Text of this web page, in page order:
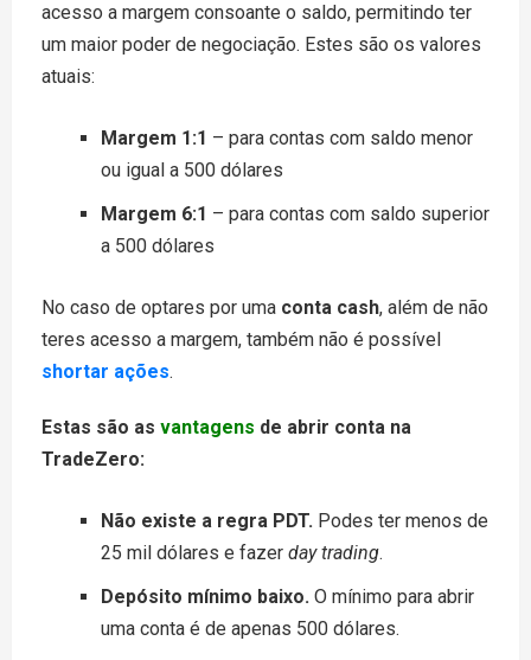
acesso a margem consoante o saldo, permitindo ter
um maior poder de negociação. Estes são os valores
atuais:
Margem 1:1 – para contas com saldo menor
ou igual a 500 dólares
Margem 6:1 – para contas com saldo superior
a 500 dólares
No caso de optares por uma conta cash, além de não
teres acesso a margem, também não é possível
shortar ações.
Estas são as vantagens de abrir conta na
TradeZero:
Não existe a regra PDT. Podes ter menos de
25 mil dólares e fazer day trading.
Depósito mínimo baixo. O mínimo para abrir
uma conta é de apenas 500 dólares.